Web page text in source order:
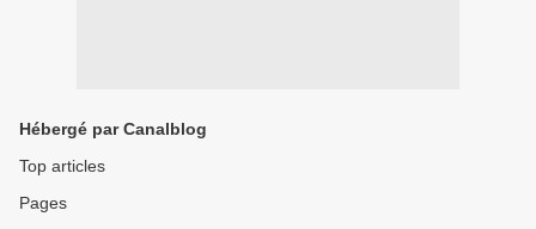
Hébergé par Canalblog
Top articles
Pages